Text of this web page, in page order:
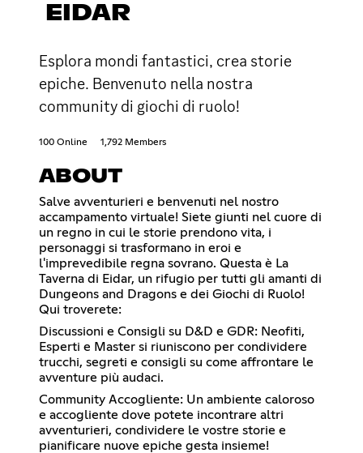
EIDAR
Esplora mondi fantastici, crea storie
epiche. Benvenuto nella nostra
community di giochi di ruolo!
100 Online 1,792 Members
ABOUT
Salve avventurieri e benvenuti nel nostro
accampamento virtuale! Siete giunti nel cuore di
un regno in cui le storie prendono vita, i
personaggi si trasformano in eroi e
l'imprevedibile regna sovrano. Questa è La
Taverna di Eidar, un rifugio per tutti gli amanti di
Dungeons and Dragons e dei Giochi di Ruolo!
Qui troverete:
Discussioni e Consigli su D&D e GDR: Neofiti,
Esperti e Master si riuniscono per condividere
trucchi, segreti e consigli su come affrontare le
avventure più audaci.
Community Accogliente: Un ambiente caloroso
e accogliente dove potete incontrare altri
avventurieri, condividere le vostre storie e
pianificare nuove epiche gesta insieme!